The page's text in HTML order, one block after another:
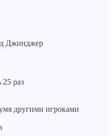
Джинджер
25 раз
другими игроками